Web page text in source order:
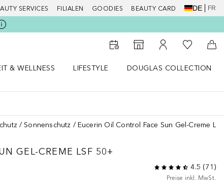
SERVICES FILIALEN GOODIES BEAUTY CARD DE FR
Zum Storefinder
Zu Meinem
Zu Meiner
& WELLNESS
LIFESTYLE
DOUGLAS COLLECTION
Sonnenschutz Eucerin Oil Control Face Sun Gel-Creme
GEL-CREME LSF 50+
4.5 (71 )
Preise inkl. MwSt.